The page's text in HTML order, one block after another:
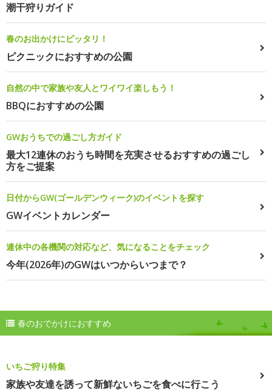
潮干狩りガイド
春のお出かけにピッタリ！
ピクニックにおすすめの公園
自然の中で家族や友人とワイワイ楽しもう！
BBQにおすすめの公園
GWおうちでの過ごし方ガイド
最大12連休のおうち時間を充実させるおすすめの過ごし
方をご提案
日付からGW(ゴールデンウィーク)のイベントを探す
GWイベントカレンダー
連休中の各機関の対応など、気になることをチェック
今年(2026年)のGWはいつからいつまで？
春のおでかけにおすすめ
いちご狩り特集
家族や友達を誘って新鮮ないちごを食べに行こう